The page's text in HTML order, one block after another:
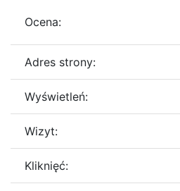
Ocena:
Adres strony:
Wyświetleń:
Wizyt:
Kliknięć: